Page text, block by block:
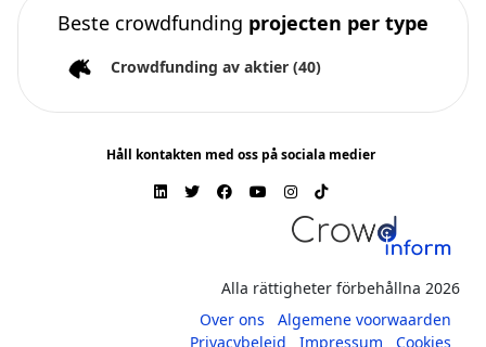
Beste crowdfunding projecten per type
Crowdfunding av aktier (40)
Håll kontakten med oss på sociala medier
Alla rättigheter förbehållna 2026
Over ons
Algemene voorwaarden
Privacybeleid
Impressum Cookies